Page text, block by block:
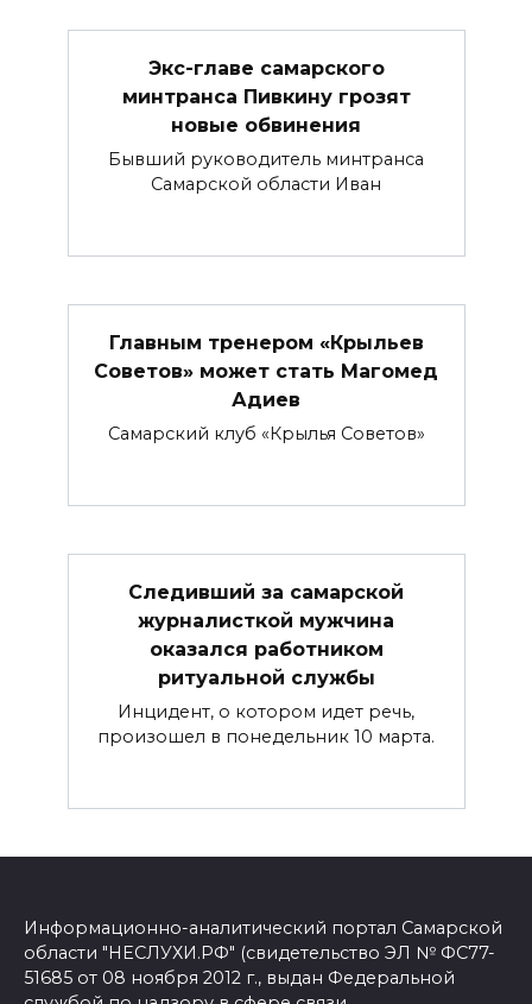
Экс-главе самарского
минтранса Пивкину грозят
новые обвинения
Бывший руководитель минтранса
Самарской области Иван
Главным тренером «Крыльев
Советов» может стать Магомед
Адиев
Самарский клуб «Крылья Советов»
Следивший за самарской
журналисткой мужчина
оказался работником
ритуальной службы
Инцидент, о котором идет речь,
произошел в понедельник 10 марта.
Информационно-аналитический портал Самарской
области "НЕСЛУХИ.РФ" (свидетельство ЭЛ № ФС77-
51685 от 08 ноября 2012 г., выдан Федеральной